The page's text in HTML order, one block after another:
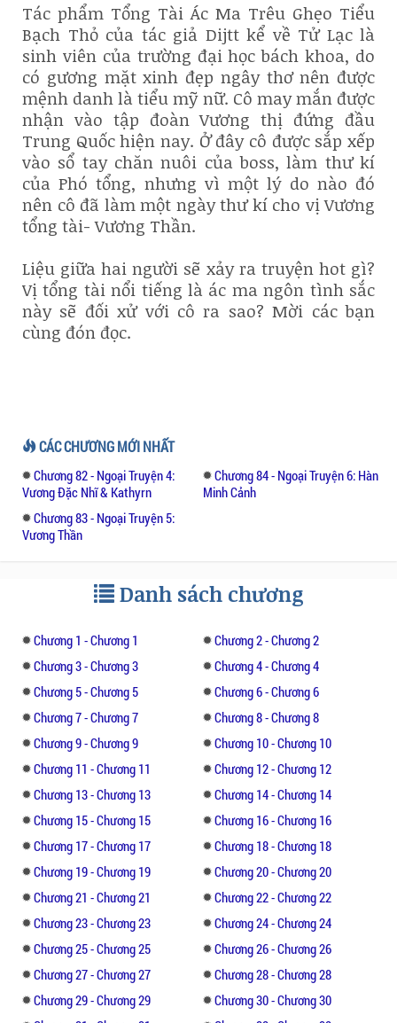
Tác phẩm Tổng Tài Ác Ma Trêu Ghẹo Tiểu
Bạch Thỏ của tác giả Dijtt kể về Tử Lạc là
sinh viên của trường đại học bách khoa, do
có gương mặt xinh đẹp ngây thơ nên được
mệnh danh là tiểu mỹ nữ. Cô may mắn được
nhận vào tập đoàn Vương thị đứng đầu
Trung Quốc hiện nay. Ở đây cô được sắp xếp
vào sổ tay chăn nuôi của boss, làm thư kí
của Phó tổng, nhưng vì một lý do nào đó
nên cô đã làm một ngày thư kí cho vị Vương
tổng tài- Vương Thần.
Liệu giữa hai người sẽ xảy ra truyện hot gì?
Vị tổng tài nổi tiếng là ác ma ngôn tình sắc
này sẽ đối xử với cô ra sao? Mời các bạn
cùng đón đọc.
CÁC CHƯƠNG MỚI NHẤT
Chương 82 - Ngoại Truyện 4:
Vương Đặc Nhĩ & Kathyrn
Chương 84 - Ngoại Truyện 6: Hàn
Minh Cảnh
Chương 83 - Ngoại Truyện 5:
Vương Thần
Danh sách chương
Chương 1 - Chương 1
Chương 2 - Chương 2
Chương 3 - Chương 3
Chương 4 - Chương 4
Chương 5 - Chương 5
Chương 6 - Chương 6
Chương 7 - Chương 7
Chương 8 - Chương 8
Chương 9 - Chương 9
Chương 10 - Chương 10
Chương 11 - Chương 11
Chương 12 - Chương 12
Chương 13 - Chương 13
Chương 14 - Chương 14
Chương 15 - Chương 15
Chương 16 - Chương 16
Chương 17 - Chương 17
Chương 18 - Chương 18
Chương 19 - Chương 19
Chương 20 - Chương 20
Chương 21 - Chương 21
Chương 22 - Chương 22
Chương 23 - Chương 23
Chương 24 - Chương 24
Chương 25 - Chương 25
Chương 26 - Chương 26
Chương 27 - Chương 27
Chương 28 - Chương 28
Chương 29 - Chương 29
Chương 30 - Chương 30